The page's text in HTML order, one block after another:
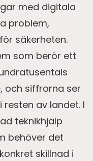
med digitala
problem,
säkerheten.
som berör ett
och siffrorna ser
av landet. I
teknikhjälp
behöver det
skillnad i